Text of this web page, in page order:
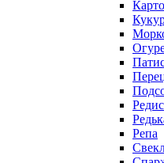
Редис
Репа